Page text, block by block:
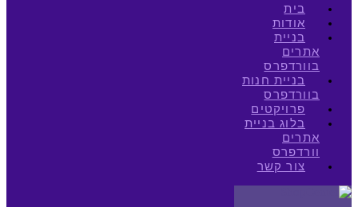
בית
אודות
בניית
אתרים
בוורדפרס
בניית חנות
בוורדפרס
פרויקטים
בלוג בניית
אתרים
וורדפרס
צור קשר